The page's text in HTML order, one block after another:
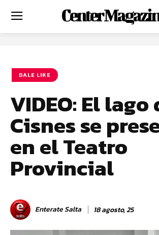
Center
DALE LIKE
VIDEO: El lago
Cisnes se
en el Teatro
Provincial
Enterate Salta 18 agosto, 25